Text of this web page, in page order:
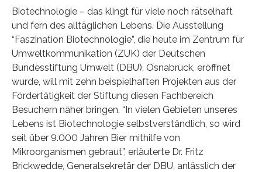
Biotechnologie – das klingt für viele noch rätselhaft
und fern des alltäglichen Lebens. Die Ausstellung
“Faszination Biotechnologie”, die heute im Zentrum für
Umweltkommunikation (ZUK) der Deutschen
Bundesstiftung Umwelt (DBU), Osnabrück, eröffnet
wurde, will mit zehn beispielhaften Projekten aus der
Fördertätigkeit der Stiftung diesen Fachbereich
Besuchern näher bringen. “In vielen Gebieten unseres
Lebens ist Biotechnologie selbstverständlich, so wird
seit über 9.000 Jahren Bier mithilfe von
Mikroorganismen gebraut”, erläuterte Dr. Fritz
Brickwedde, Generalsekretär der DBU, anlässlich der